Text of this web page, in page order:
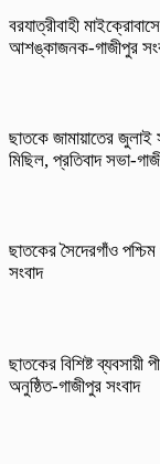
বরযাত্রীবাহী
আশঙ্কাজনক-গাজীপুর
ছাতকে জামায়াতের জুলাই
মিছিল, প্রতিবাদ সভা-
ছাতকের সৈদেরগাঁও পশ্চিম
সংবাদ
ছাতকের বিশিষ্ট
অনুষ্ঠিত-গাজীপুর সংবাদ